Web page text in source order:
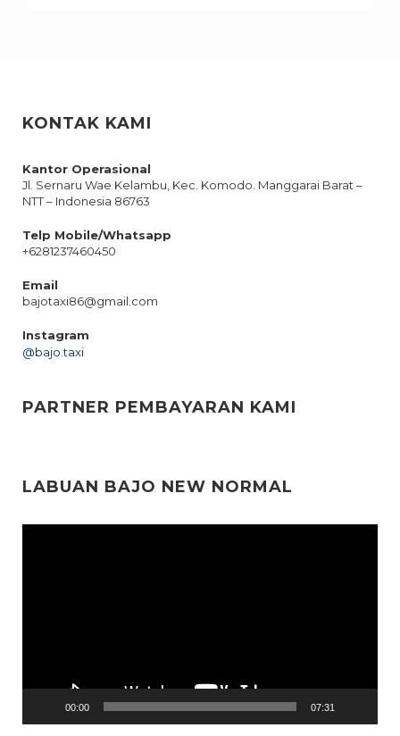
KONTAK KAMI
Kantor Operasional
Jl. Sernaru Wae Kelambu, Kec. Komodo. Manggarai Barat –
NTT – Indonesia 86763
Telp Mobile/Whatsapp
+6281237460450
Email
bajotaxi86@gmail.com
Instagram
@bajo.taxi
PARTNER PEMBAYARAN KAMI
LABUAN BAJO NEW NORMAL
00:00 07:31